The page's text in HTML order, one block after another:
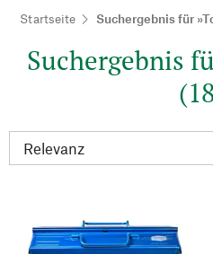
Startseite Suchergebnis für
Suchergebnis